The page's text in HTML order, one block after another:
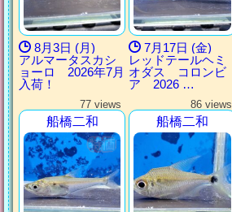
8月3日 (月)
アルマータスカシ
ョーロ 2026年7月
入荷！
7月17日 (金)
レッドテールヘミ
オダス コロンビ
ア 2026 …
77 views
船橋二和
86 views
船橋二和